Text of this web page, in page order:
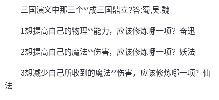
三国演义中那三个**成三国鼎立?答:蜀,吴.魏
1想提高自己的物理**能力，应该修炼哪一项？奋迅
2想提高自己的魔法**伤害，应该修炼哪一项？妖法
3想减少自己所收到的魔法**伤害，应该修炼哪一项？仙
法